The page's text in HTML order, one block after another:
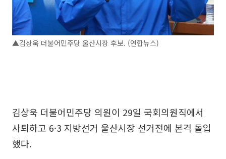
▲김상욱 더불어민주당 울산시장 후보. (연합뉴스)
김상욱 더불어민주당 의원이 29일 국회의원직에서
사퇴하고 6·3 지방선거 울산시장 선거전에 본격 돌입
했다.